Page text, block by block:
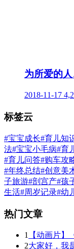
为所爱的
2018-11-17
标签云
#宝宝成长#育儿知
法#宝宝小毛病#育
#育儿问答#购车攻
#年终总结#创意美
子旅游#剖宫产#孩
生活#周岁记录#幼
热门文章
1
【动画片
2大家好，我